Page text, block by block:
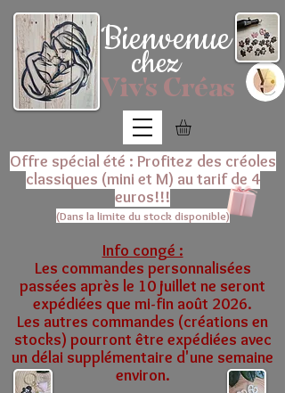
Bienvenue
chez
Viv's Créas
Offre spécial été : Profitez des créoles
classiques (mini et M) au tarif de 4
euros!!!
(Dans la limite du stock disponible)
Info congé :
Les commandes personnalisées
passées après le 10 juillet ne seront
expédiées que mi-fin août 2026.
Les autres commandes (créations en
stocks) pourront être expédiées avec
un délai supplémentaire d'une semaine
environ.